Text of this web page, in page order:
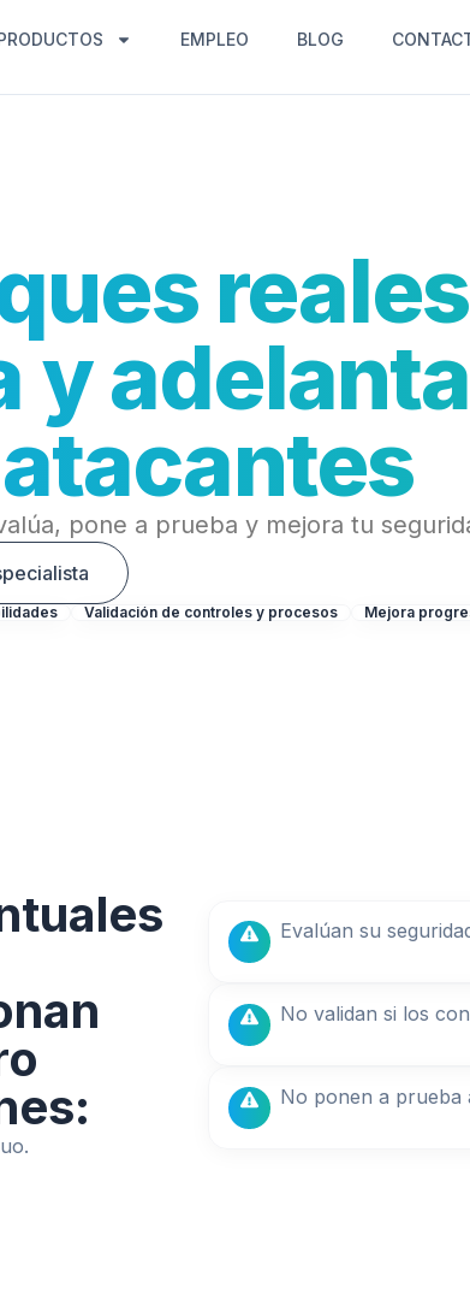
EMPLEO BLOG
y
atacantes
pone a prueba y mejora tu
Validación de controles y procesos Mejora
Evalúan su
No validan si los
No ponen a prueba